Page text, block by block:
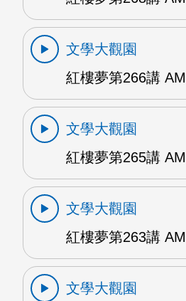
文學大觀園
紅樓夢第266講 AM
文學大觀園
紅樓夢第265講 AM
文學大觀園
紅樓夢第263講 AM
文學大觀園